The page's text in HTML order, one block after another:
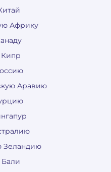
Африку
Кипр
Аравию
Зеландию
Бали